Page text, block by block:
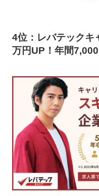
4位：レバテックキ
万円UP！年間